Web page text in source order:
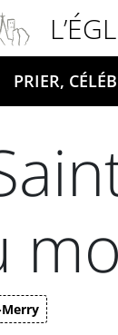
Votre
PRIER,